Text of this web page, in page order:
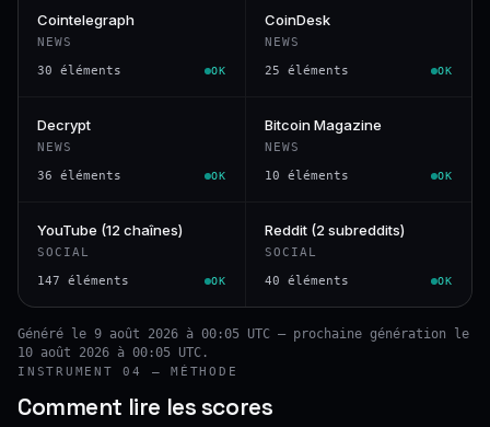
Cointelegraph
NEWS
30 éléments OK
CoinDesk
NEWS
25 éléments OK
Decrypt
NEWS
36 éléments OK
Bitcoin Magazine
NEWS
10 éléments OK
YouTube (12 chaînes)
SOCIAL
147 éléments OK
Reddit (2 subreddits)
SOCIAL
40 éléments OK
Généré le 9 août 2026 à 00:05 UTC — prochaine génération le
10 août 2026 à 00:05 UTC.
INSTRUMENT 04 — MÉTHODE
Comment lire les scores